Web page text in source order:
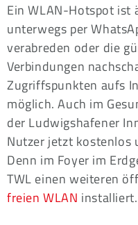
Ein WLAN-Hotspot ist
unterwegs per
verabreden oder die
Verbindungen
Zugriffspunkten aufs
möglich. Auch im
der Ludwigshafener
Nutzer jetzt kostenlos
Denn im Foyer im
TWL einen weiteren
freien WLAN installiert.